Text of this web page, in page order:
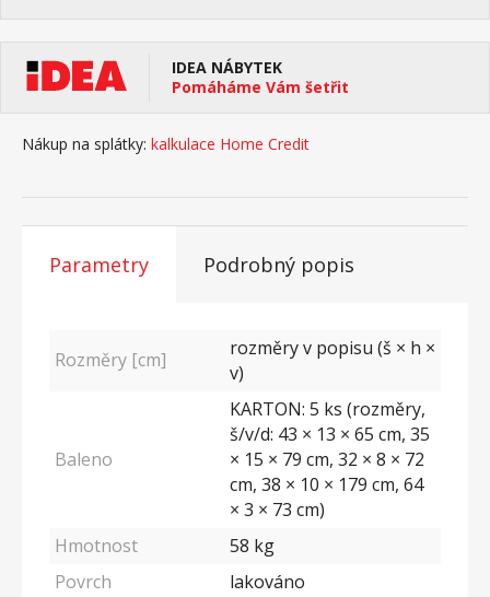
IDEA NÁBYTEK
Pomáháme Vám šetřit
Nákup na splátky: kalkulace Home Credit
Parametry Podrobný popis
Rozměry [cm]
rozměry v popisu (š × h ×
v)
Baleno
KARTON: 5 ks (rozměry,
š/v/d: 43 × 13 × 65 cm, 35
× 15 × 79 cm, 32 × 8 × 72
cm, 38 × 10 × 179 cm, 64
× 3 × 73 cm)
Hmotnost
58 kg
Povrch
lakováno